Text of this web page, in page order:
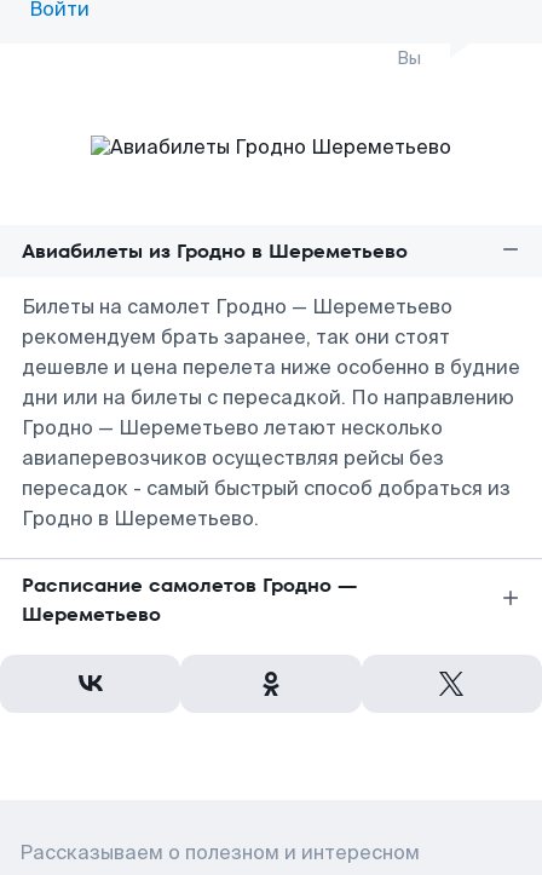
Войти
Вы
Авиабилеты из Гродно в Шереметьево
Билеты на самолет Гродно — Шереметьево
рекомендуем брать заранее, так они стоят
дешевле и цена перелета ниже особенно в будние
дни или на билеты с пересадкой. По направлению
Гродно — Шереметьево летают несколько
авиаперевозчиков осуществляя рейсы без
пересадок - самый быстрый способ добраться из
Гродно в Шереметьево.
Расписание самолетов Гродно —
Шереметьево
Рассказываем о полезном и интересном